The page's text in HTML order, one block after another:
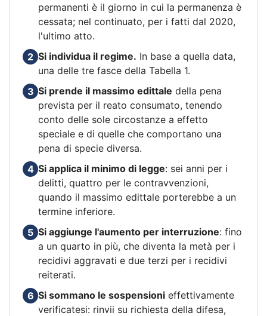
permanenti è il giorno in cui la permanenza è
cessata; nel continuato, per i fatti dal 2020,
l'ultimo atto.
2 Si individua il regime. In base a quella data,
una delle tre fasce della Tabella 1.
3 Si prende il massimo edittale della pena
prevista per il reato consumato, tenendo
conto delle sole circostanze a effetto
speciale e di quelle che comportano una
pena di specie diversa.
4 Si applica il minimo di legge: sei anni per i
delitti, quattro per le contravvenzioni,
quando il massimo edittale porterebbe a un
termine inferiore.
5 Si aggiunge l'aumento per interruzione: fino
a un quarto in più, che diventa la metà per i
recidivi aggravati e due terzi per i recidivi
reiterati.
6 Si sommano le sospensioni effettivamente
verificatesi: rinvii su richiesta della difesa,